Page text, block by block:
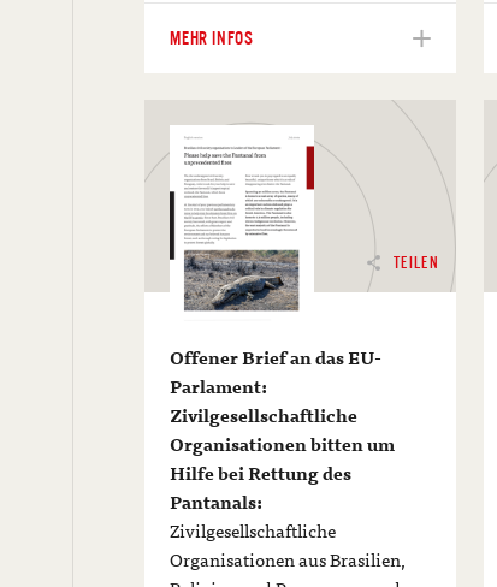
MEHR INFOS
TEILEN
Offener Brief an das EU-
Parlament:
Zivilgesellschaftliche
Organisationen bitten um
Hilfe bei Rettung des
Pantanals:
Zivilgesellschaftliche
Organisationen aus Brasilien,